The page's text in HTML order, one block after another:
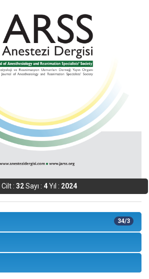
Cilt : 32Sayı : 4Yıl : 2024
34/3